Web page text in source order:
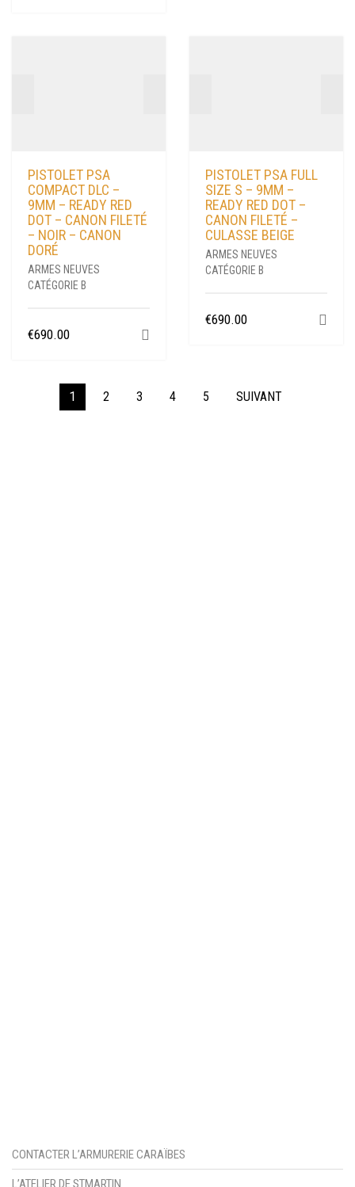
PISTOLET PSA
COMPACT DLC –
9MM – READY RED
DOT – CANON FILETÉ
– NOIR – CANON
DORÉ
ARMES NEUVES
CATÉGORIE B
€690.00
PISTOLET PSA FULL
SIZE S – 9MM –
READY RED DOT –
CANON FILETÉ –
CULASSE BEIGE
ARMES NEUVES
CATÉGORIE B
€690.00
1 2 3 4 5 SUIVANT
CONTACTER L’ARMURERIE CARAÏBES
L’ATELIER DE STMARTIN